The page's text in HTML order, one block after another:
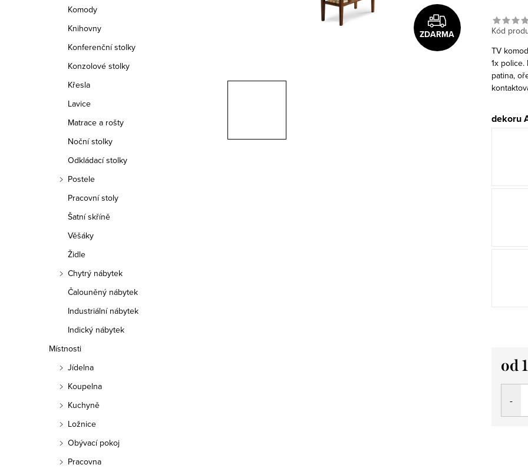
Komody
Knihovny
Konferenční stolky
Konzolové stolky
Křesla
Lavice
Matrace a rošty
Noční stolky
Odkládací stolky
Postele
Pracovní stoly
Šatní skříně
Věšáky
Židle
Chytrý nábytek
Čalouněný nábytek
Industriální nábytek
Indický nábytek
Místnosti
Jídelna
Koupelna
Kuchyně
Ložnice
Obývací pokoj
Pracovna
ZDARMA Kód
TV
1x
patina,
dekoru
od
Měrná